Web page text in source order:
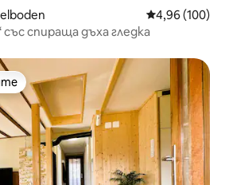
Средна
4,96 (100)
спираща дъха гледка
на гостите